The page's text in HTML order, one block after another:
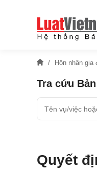
Hôn nhân gia
Tra cứu
Quyết